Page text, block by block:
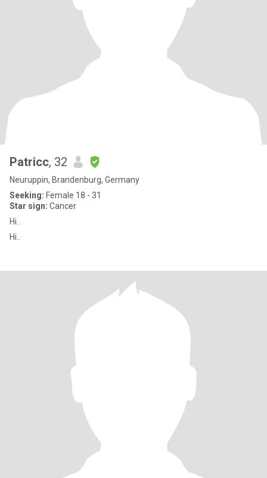
Patricc, 32
Neuruppin, Brandenburg, Germany
Seeking: Female 18 - 31
Star sign: Cancer
Hi..
Hi..